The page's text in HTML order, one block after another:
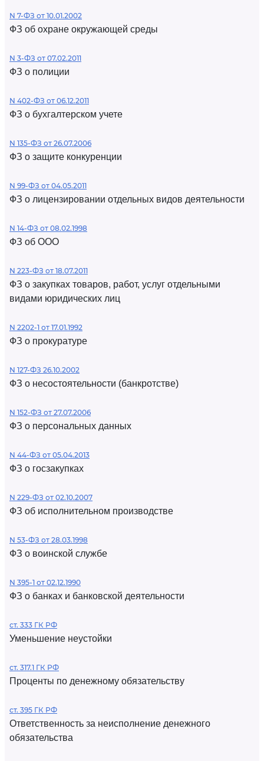
N 7-ФЗ от 10.01.2002
ФЗ об охране окружающей среды
N 3-ФЗ от 07.02.2011
ФЗ о полиции
N 402-ФЗ от 06.12.2011
ФЗ о бухгалтерском учете
N 135-ФЗ от 26.07.2006
ФЗ о защите конкуренции
N 99-ФЗ от 04.05.2011
ФЗ о лицензировании отдельных видов деятельности
N 14-ФЗ от 08.02.1998
ФЗ об ООО
N 223-ФЗ от 18.07.2011
ФЗ о закупках товаров, работ, услуг отдельными
видами юридических лиц
N 2202-1 от 17.01.1992
ФЗ о прокуратуре
N 127-ФЗ 26.10.2002
ФЗ о несостоятельности (банкротстве)
N 152-ФЗ от 27.07.2006
ФЗ о персональных данных
N 44-ФЗ от 05.04.2013
ФЗ о госзакупках
N 229-ФЗ от 02.10.2007
ФЗ об исполнительном производстве
N 53-ФЗ от 28.03.1998
ФЗ о воинской службе
N 395-1 от 02.12.1990
ФЗ о банках и банковской деятельности
ст. 333 ГК РФ
Уменьшение неустойки
ст. 317.1 ГК РФ
Проценты по денежному обязательству
ст. 395 ГК РФ
Ответственность за неисполнение денежного
обязательства